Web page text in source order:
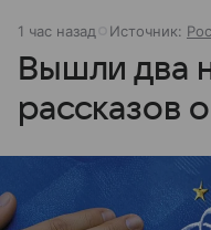
1 час назад Источник:
Вышли два
рассказов